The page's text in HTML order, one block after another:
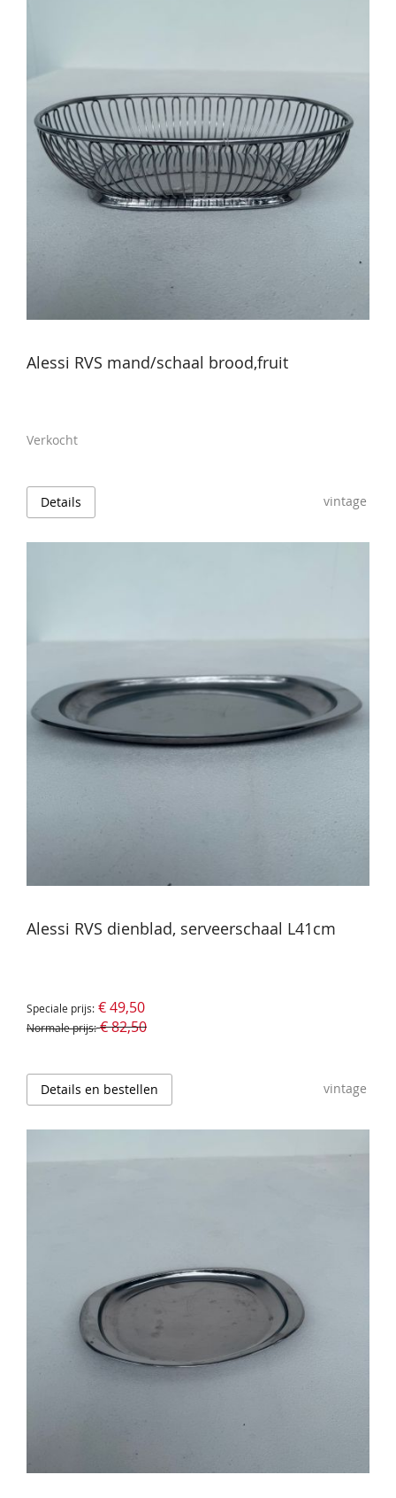
Alessi RVS mand/schaal brood,fruit
Verkocht
Details vintage
Alessi RVS dienblad, serveerschaal L41cm
Speciale prijs € 49,50
Normale prijs € 82,50
Details en bestellen vintage